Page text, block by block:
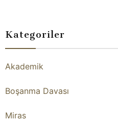
Kategoriler
Akademik
Boşanma Davası
Miras